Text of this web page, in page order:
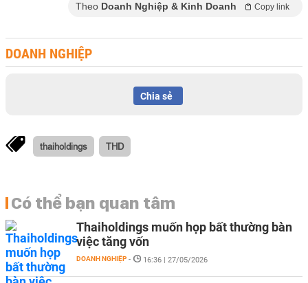
Theo Doanh Nghiệp & Kinh Doanh Copy link
DOANH NGHIỆP
Chia sẻ
thaiholdings THD
Có thể bạn quan tâm
Thaiholdings muốn họp bất thường bàn
việc tăng vốn
DOANH NGHIỆP - 16:36 | 27/05/2026